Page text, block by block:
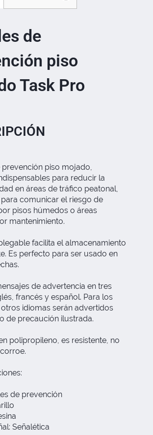
de
piso
Task Pro
prevención piso mojado,
para reducir la
en áreas de tráfico peatonal,
para comunicar el riesgo de
pisos húmedos o áreas
mantenimiento.
facilita el almacenamiento
Es perfecto para ser usado en
de advertencia en tres
francés y español. Para los
idiomas serán advertidos
de precaución ilustrada.
polipropileno, es resistente, no
de prevención
Señalética